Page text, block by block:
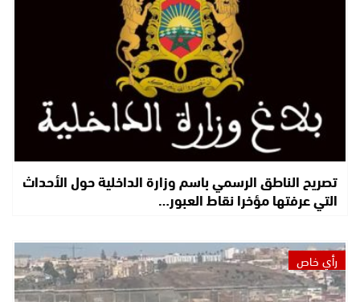
تصريح الناطق الرسمي باسم وزارة الداخلية حول الأحداث
التي عرفتها مؤخرا نقاط العبور…
رأي خاص